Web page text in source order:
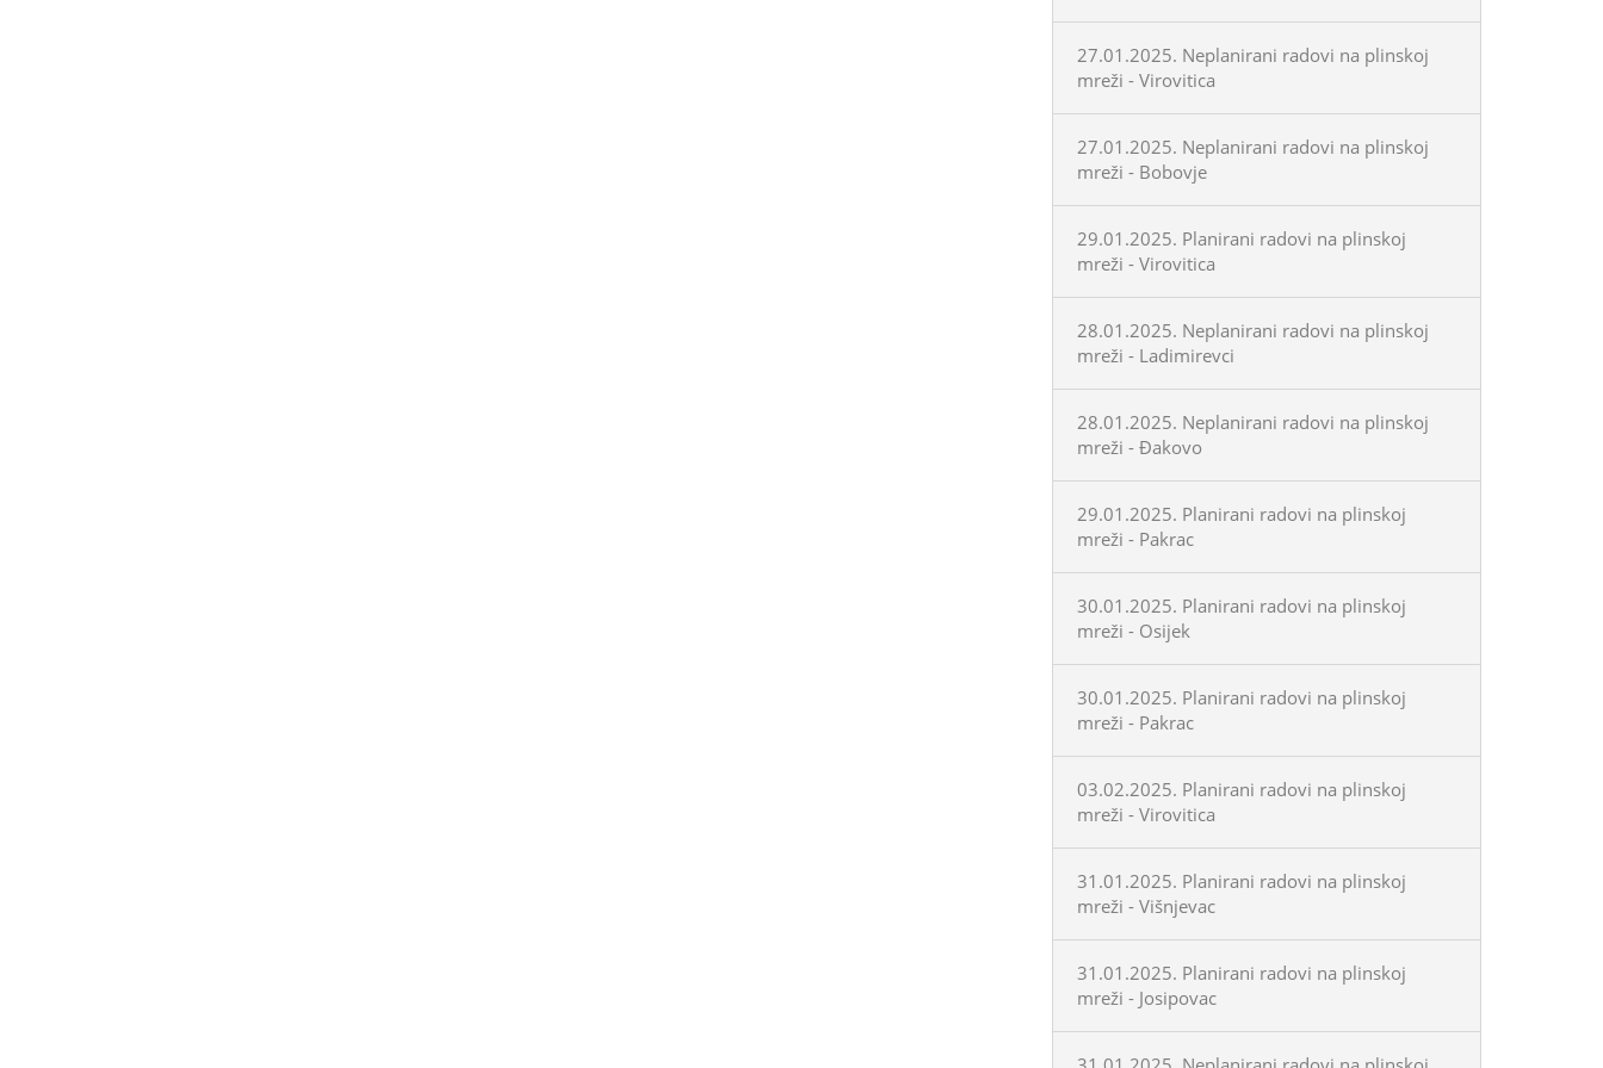
27.01.2025. Neplanirani radovi na plinskoj
mreži - Virovitica
27.01.2025. Neplanirani radovi na plinskoj
mreži - Bobovje
29.01.2025. Planirani radovi na plinskoj
mreži - Virovitica
28.01.2025. Neplanirani radovi na plinskoj
mreži - Ladimirevci
28.01.2025. Neplanirani radovi na plinskoj
mreži - Đakovo
29.01.2025. Planirani radovi na plinskoj
mreži - Pakrac
30.01.2025. Planirani radovi na plinskoj
mreži - Osijek
30.01.2025. Planirani radovi na plinskoj
mreži - Pakrac
03.02.2025. Planirani radovi na plinskoj
mreži - Virovitica
31.01.2025. Planirani radovi na plinskoj
mreži - Višnjevac
31.01.2025. Planirani radovi na plinskoj
mreži - Josipovac